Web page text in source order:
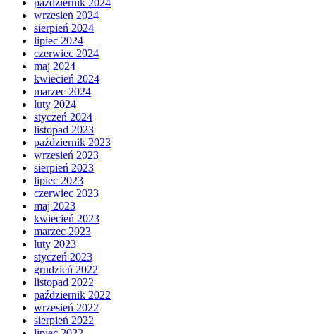
październik 2024
wrzesień 2024
sierpień 2024
lipiec 2024
czerwiec 2024
maj 2024
kwiecień 2024
marzec 2024
luty 2024
styczeń 2024
listopad 2023
październik 2023
wrzesień 2023
sierpień 2023
lipiec 2023
czerwiec 2023
maj 2023
kwiecień 2023
marzec 2023
luty 2023
styczeń 2023
grudzień 2022
listopad 2022
październik 2022
wrzesień 2022
sierpień 2022